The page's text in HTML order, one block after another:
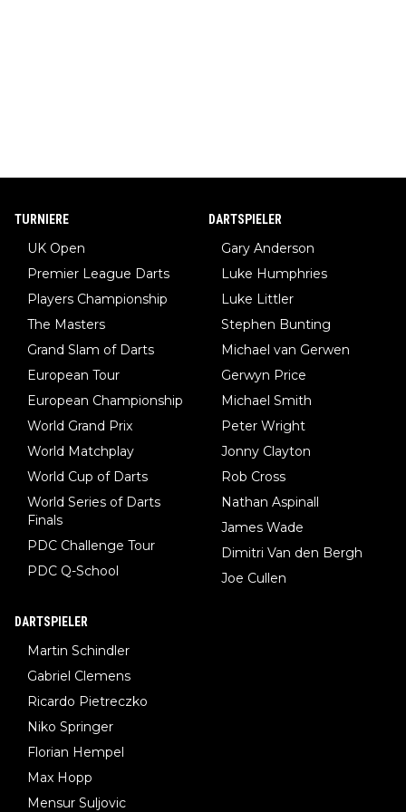
TURNIERE
UK Open
Premier League Darts
Players Championship
The Masters
Grand Slam of Darts
European Tour
European Championship
World Grand Prix
World Matchplay
World Cup of Darts
World Series of Darts
Finals
PDC Challenge Tour
PDC Q-School
DARTSPIELER
Gary Anderson
Luke Humphries
Luke Littler
Stephen Bunting
Michael van Gerwen
Gerwyn Price
Michael Smith
Peter Wright
Jonny Clayton
Rob Cross
Nathan Aspinall
James Wade
Dimitri Van den Bergh
Joe Cullen
DARTSPIELER
Martin Schindler
Gabriel Clemens
Ricardo Pietreczko
Niko Springer
Florian Hempel
Max Hopp
Mensur Suljovic